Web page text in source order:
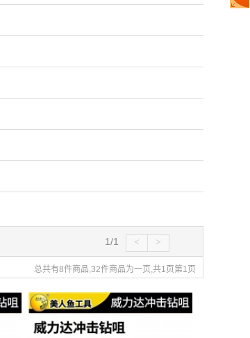
>
<
1/1
总共有8件商品,32件商品为一页,共1页第1页